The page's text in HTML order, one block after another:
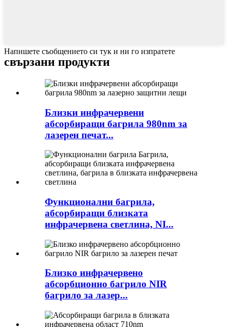
Напишете съобщението си тук и ни го изпратете
свързани продукти
Близки инфрачервени
абсорбиращи багрила 980nm за
лазерен печат...
Функционални багрила,
абсорбиращи близката
инфрачервена светлина, NI...
Близко инфрачервено
абсорбционно багрило NIR
багрило за лазер...